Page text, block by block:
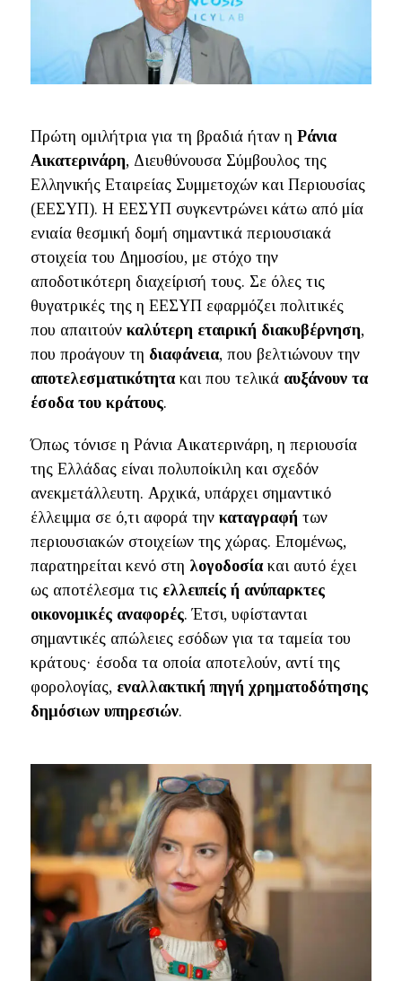
Πρώτη ομιλήτρια για τη βραδιά ήταν η Ράνια
Αικατερινάρη, Διευθύνουσα Σύμβουλος της
Ελληνικής Εταιρείας Συμμετοχών και Περιουσίας
(ΕΕΣΥΠ). Η ΕΕΣΥΠ συγκεντρώνει κάτω από μία
ενιαία θεσμική δομή σημαντικά περιουσιακά
στοιχεία του Δημοσίου, με στόχο την
αποδοτικότερη διαχείρισή τους. Σε όλες τις
θυγατρικές της η ΕΕΣΥΠ εφαρμόζει πολιτικές
που απαιτούν καλύτερη εταιρική διακυβέρνηση,
που προάγουν τη διαφάνεια, που βελτιώνουν την
αποτελεσματικότητακαι που τελικά αυξάνουν τα
έσοδα του κράτους.
Όπως τόνισε η Ράνια Αικατερινάρη, η περιουσία
της Ελλάδας είναι πολυποίκιλη και σχεδόν
ανεκμετάλλευτη. Αρχικά, υπάρχει σημαντικό
έλλειμμα σε ό,τι αφορά την καταγραφή των
περιουσιακών στοιχείων της χώρας. Επομένως,
παρατηρείται κενό στη λογοδοσίακαι αυτό έχει
ως αποτέλεσμα τις ελλειπείς ή ανύπαρκτες
οικονομικές αναφορές. Έτσι, υφίστανται
σημαντικές απώλειες εσόδων για τα ταμεία του
κράτους· έσοδα τα οποία αποτελούν, αντί της
φορολογίας, εναλλακτική πηγή χρηματοδότησης
δημόσιων υπηρεσιών.